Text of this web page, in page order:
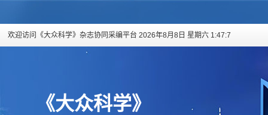
欢迎访问《大众科学》杂志协同采编平台 2026年8月8日 星期六 1:47:8
《大众科学》